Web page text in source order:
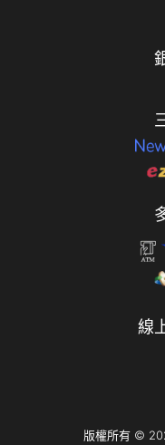
線
版權所有 ©